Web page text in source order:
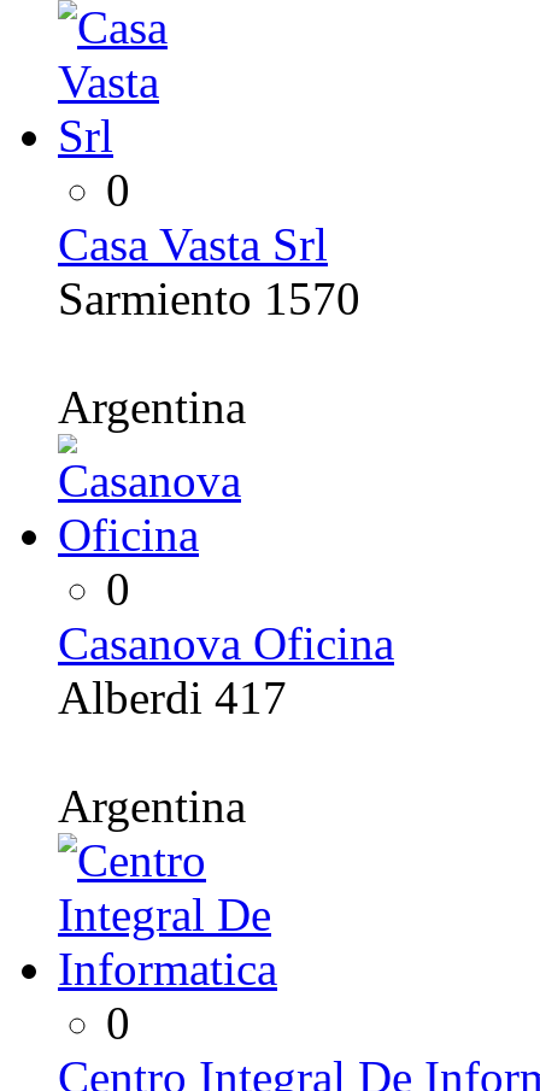
0
Casa Vasta Srl
Sarmiento 1570
Argentina
0
Casanova Oficina
Alberdi 417
Argentina
0
Centro Integral De